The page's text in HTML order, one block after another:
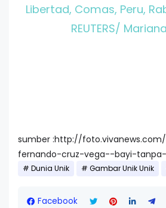
Libertad, Comas, Peru,
REUTERS/
sumber :http://
fernando-cruz-vega--bayi-
Dunia Unik Gambar Unik Unik
Facebook